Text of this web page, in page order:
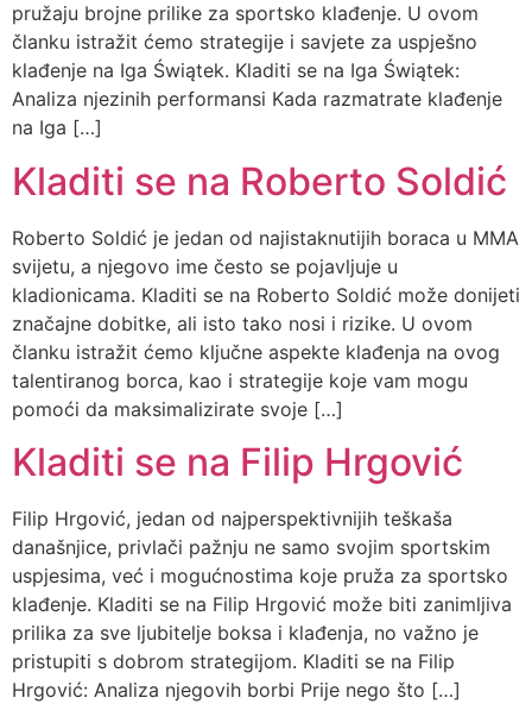
pružaju brojne prilike za sportsko klađenje. U ovom
članku istražit ćemo strategije i savjete za uspješno
klađenje na Iga Świątek. Kladiti se na Iga Świątek:
Analiza njezinih performansi Kada razmatrate klađenje
na Iga […]
Kladiti se na Roberto Soldić
Roberto Soldić je jedan od najistaknutijih boraca u MMA
svijetu, a njegovo ime često se pojavljuje u
kladionicama. Kladiti se na Roberto Soldić može donijeti
značajne dobitke, ali isto tako nosi i rizike. U ovom
članku istražit ćemo ključne aspekte klađenja na ovog
talentiranog borca, kao i strategije koje vam mogu
pomoći da maksimalizirate svoje […]
Kladiti se na Filip Hrgović
Filip Hrgović, jedan od najperspektivnijih teškaša
današnjice, privlači pažnju ne samo svojim sportskim
uspjesima, već i mogućnostima koje pruža za sportsko
klađenje. Kladiti se na Filip Hrgović može biti zanimljiva
prilika za sve ljubitelje boksa i klađenja, no važno je
pristupiti s dobrom strategijom. Kladiti se na Filip
Hrgović: Analiza njegovih borbi Prije nego što […]